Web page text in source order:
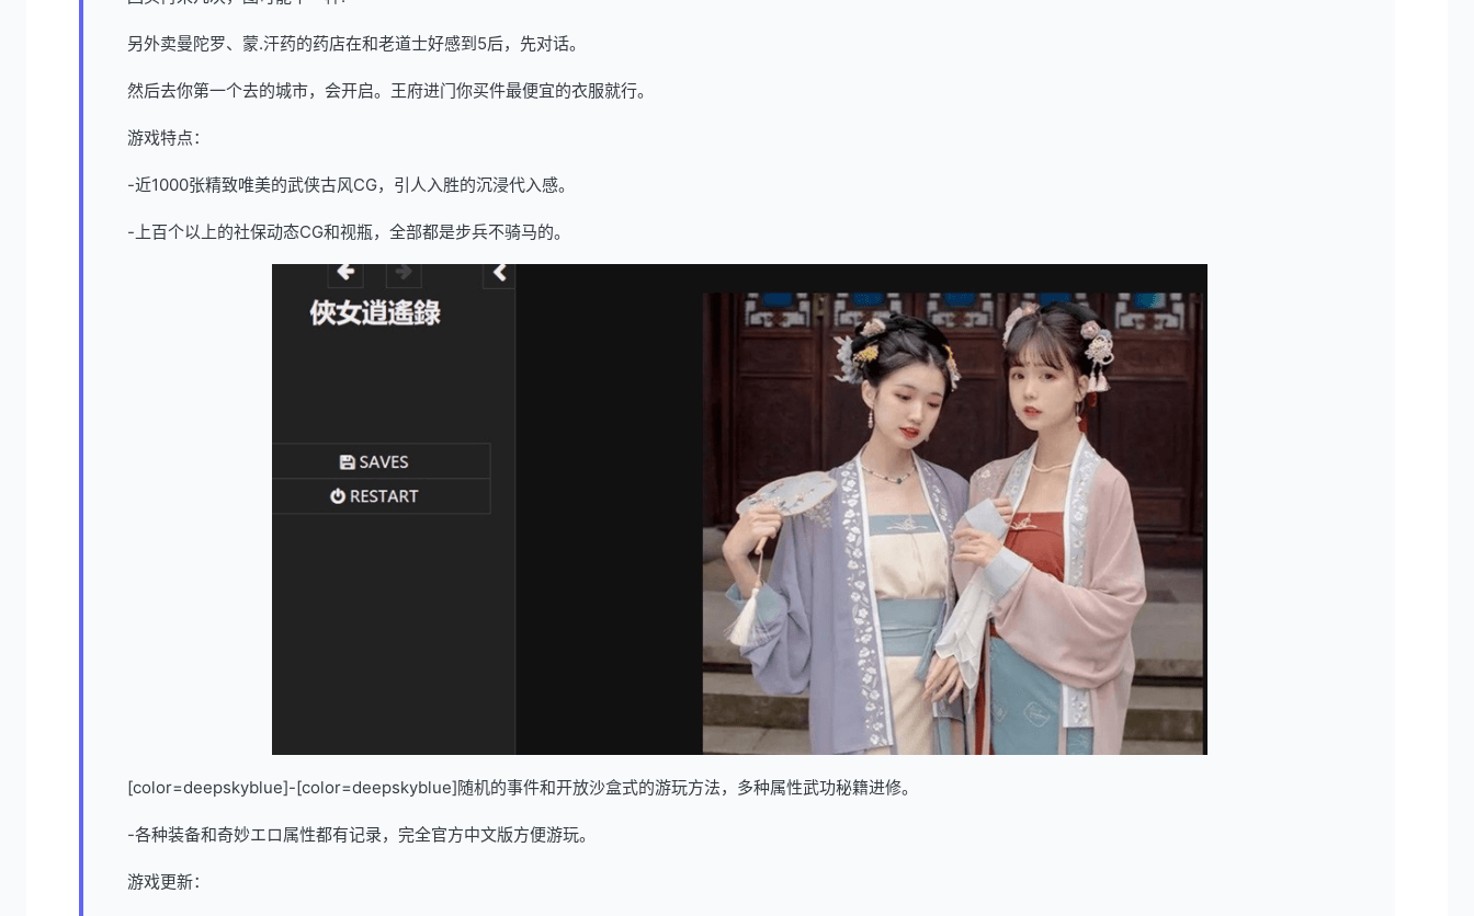
另外卖曼陀罗、蒙.汗药的药店在和老道士好感到5后，先对话。
然后去你第一个去的城市，会开启。王府进门你买件最便宜的衣服就行。
游戏特点：
-近1000张精致唯美的武侠古风CG，引人入胜的沉浸代入感。
-上百个以上的社保动态CG和视瓶，全部都是步兵不骑马的。
[color=deepskyblue]-[color=deepskyblue]随机的事件和开放沙盒式的游玩方法，多种属性武功秘籍进修。
-各种装备和奇妙エロ属性都有记录，完全官方中文版方便游玩。
游戏更新：